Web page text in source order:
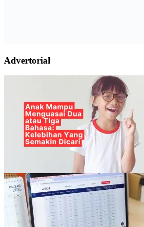
Advertorial
Anak Mampu Menguasai
Bahasa: Kelebihan Yang